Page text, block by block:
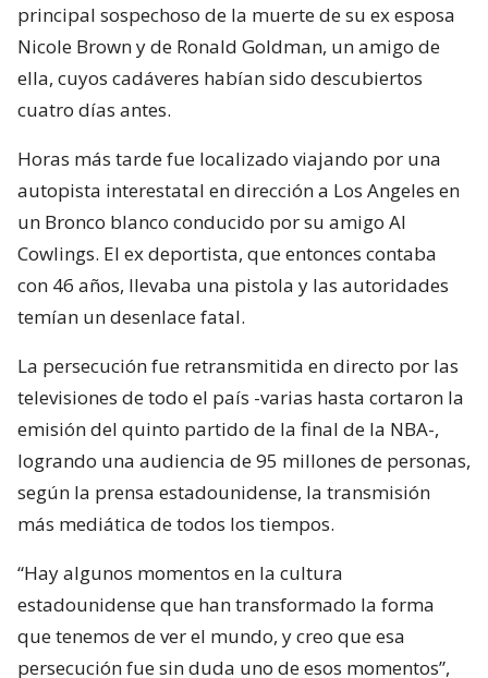
principal sospechoso de la muerte de su ex esposa
Nicole Brown y de Ronald Goldman, un amigo de
ella, cuyos cadáveres habían sido descubiertos
cuatro días antes.
Horas más tarde fue localizado viajando por una
autopista interestatal en dirección a Los Angeles en
un Bronco blanco conducido por su amigo Al
Cowlings. El ex deportista, que entonces contaba
con 46 años, llevaba una pistola y las autoridades
temían un desenlace fatal.
La persecución fue retransmitida en directo por las
televisiones de todo el país -varias hasta cortaron la
emisión del quinto partido de la final de la NBA-,
logrando una audiencia de 95 millones de personas,
según la prensa estadounidense, la transmisión
más mediática de todos los tiempos.
“Hay algunos momentos en la cultura
estadounidense que han transformado la forma
que tenemos de ver el mundo, y creo que esa
persecución fue sin duda uno de esos momentos”,